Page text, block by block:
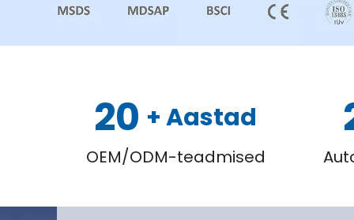
20 + Aastad
OEM/ODM-teadmised